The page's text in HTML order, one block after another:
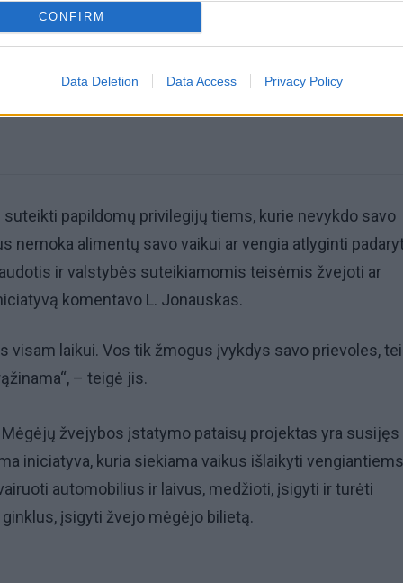
CONFIRM
Data Deletion Data Access Privacy Policy
Užgeso gimnazijos direktoriaus gyvybė
suteikti papildomų privilegijų tiems, kurie nevykdo savo
nemoka alimentų savo vaikui ar vengia atlyginti
ir valstybės suteikiamomis teisėmis žvejoti ar
komentavo L. Jonauskas.
visam laikui. Vos tik žmogus įvykdys savo prievoles,
– teigė jis.
žvejybos įstatymo pataisų projektas yra susijęs
iniciatyva, kuria siekiama vaikus išlaikyti vengiantiems
automobilius ir laivus, medžioti, įsigyti ir turėti
įsigyti žvejo mėgėjo bilietą.